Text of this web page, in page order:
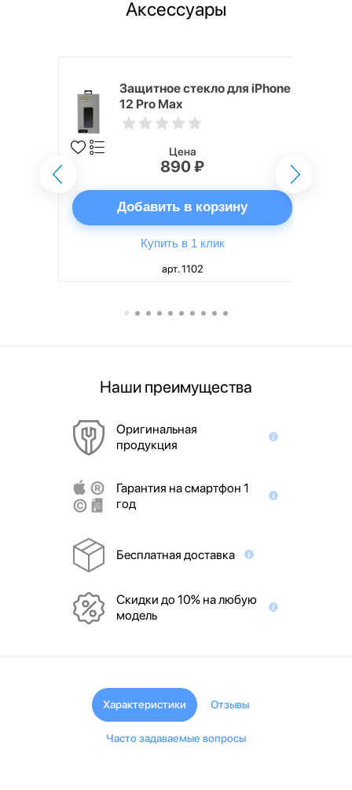
Аксессуары
Защитное стекло для iPhone
12 Pro Max
Цена
890 ₽
Добавить в корзину
Купить в 1 клик
арт. 1102
Наши преимущества
Оригинальная
продукция
Гарантия на смартфон 1
год
Бесплатная доставка
Скидки до 10% на любую
модель
Характеристики Отзывы
Часто задаваемые вопросы